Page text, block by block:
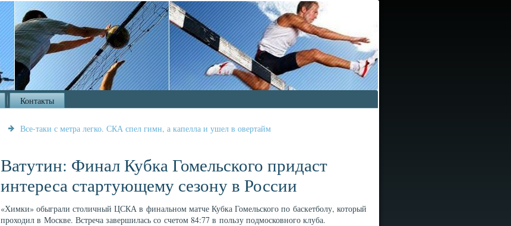
Контакты
Все-таки с метра легко. СКА спел гимн, а капелла и ушел в овертайм
Ватутин: Финал Кубка Гомельского придаст
интереса стартующему сезону в России
«Химки» обыграли столичный ЦСКА в финальном матче Кубка Гомельского по баскетболу, который
проходил в Москве. Встреча завершилась со счетом 84:77 в пользу подмосковного клуба.